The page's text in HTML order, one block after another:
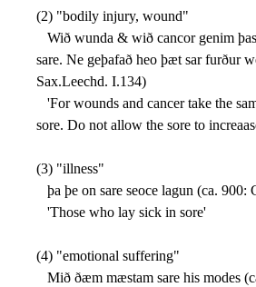
(2) "bodily injury, wound"
Wið wunda & wið cancor genim
sare. Ne geþafað heo þæt sar furður
Sax.Leechd. I.134)
'For wounds and cancer take the
sore. Do not allow the sore to
(3) "illness"
þa þe on sare seoce lagun (ca.
'Those who lay sick in sore'
(4) "emotional suffering"
Mið ðæm mæstam sare his modes